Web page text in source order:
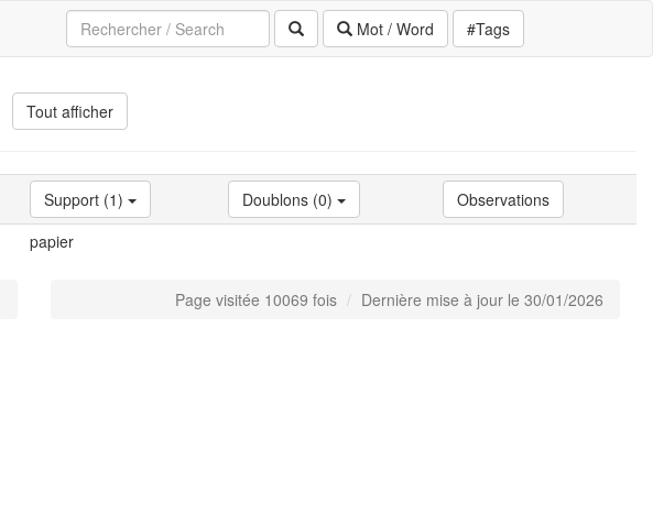
Mot / Word #Tags
Tout afficher
Support (1) Doublons (0)
Observations
papier
Page visitée 10069 fois Dernière mise à jour le 30/01/2026